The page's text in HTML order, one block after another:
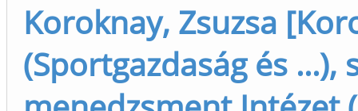
Koroknay, Zsuzsa
(Sportgazdaság és ...),